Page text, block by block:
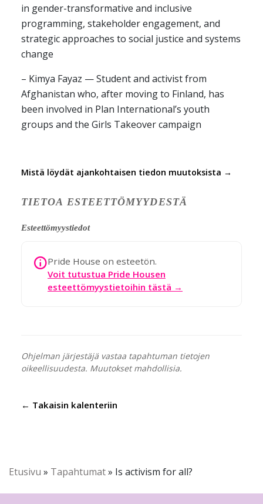
in gender-transformative and inclusive
programming, stakeholder engagement, and
strategic approaches to social justice and systems
change
– Kimya Fayaz — Student and activist from
Afghanistan who, after moving to Finland, has
been involved in Plan International’s youth
groups and the Girls Takeover campaign
Mistä löydät ajankohtaisen tiedon muutoksista →
TIETOA ESTEETTÖMYYDESTÄ
Esteettömyystiedot
Pride House on esteetön.
Voit tutustua Pride Housen
esteettömyystietoihin tästä →
Ohjelman järjestäjä vastaa tapahtuman tietojen
oikeellisuudesta. Muutokset mahdollisia.
← Takaisin kalenteriin
Etusivu » Tapahtumat» Is activism for all?